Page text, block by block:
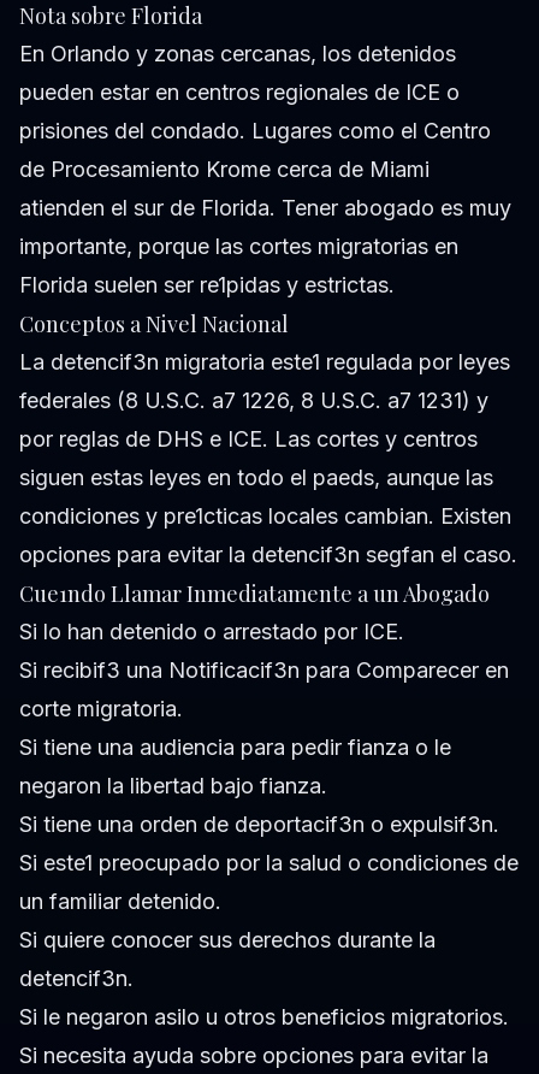
Nota sobre Florida
En Orlando y zonas cercanas, los detenidos
pueden estar en centros regionales de ICE o
prisiones del condado. Lugares como el Centro
de Procesamiento Krome cerca de Miami
atienden el sur de Florida. Tener abogado es muy
importante, porque las cortes migratorias en
Florida suelen ser re1pidas y estrictas.
Conceptos a Nivel Nacional
La detencif3n migratoria este1 regulada por leyes
federales (8 U.S.C. a7 1226, 8 U.S.C. a7 1231) y
por reglas de DHS e ICE. Las cortes y centros
siguen estas leyes en todo el paeds, aunque las
condiciones y pre1cticas locales cambian. Existen
opciones para evitar la detencif3n segfan el caso.
Cue1ndo Llamar Inmediatamente a un Abogado
Si lo han detenido o arrestado por ICE.
Si recibif3 una Notificacif3n para Comparecer en
corte migratoria.
Si tiene una audiencia para pedir fianza o le
negaron la libertad bajo fianza.
Si tiene una orden de deportacif3n o expulsif3n.
Si este1 preocupado por la salud o condiciones de
un familiar detenido.
Si quiere conocer sus derechos durante la
detencif3n.
Si le negaron asilo u otros beneficios migratorios.
Si necesita ayuda sobre opciones para evitar la